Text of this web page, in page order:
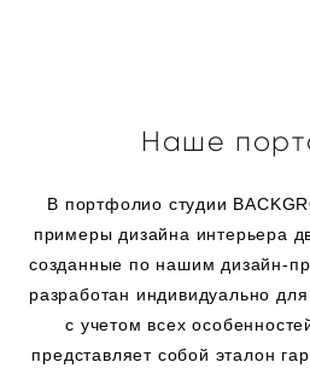
Наше
В портфолио студии
примеры дизайна интерьера
созданные по нашим дизайн-
разработан индивидуально
с учетом всех
представляет собой эталон